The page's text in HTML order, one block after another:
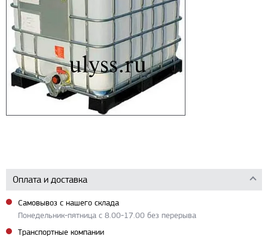
Оплата и доставка
Самовывоз с нашего склада
Понедельник-пятница с 8.00-17.00 без перерыва
Транспортные компании